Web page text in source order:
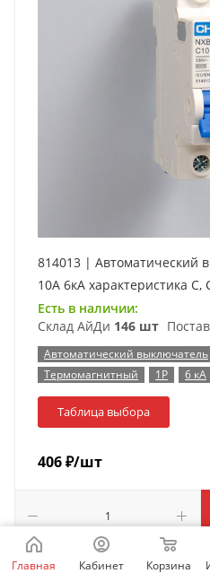
814013 | Автоматический
10А 6кА характеристика C,
Есть в наличии:
Склад АйДи 146 шт
Автоматический выключатель
Термомагнитный
1P 6 кА
Таблица выбора
406₽/шт
Главная Кабинет Корзина